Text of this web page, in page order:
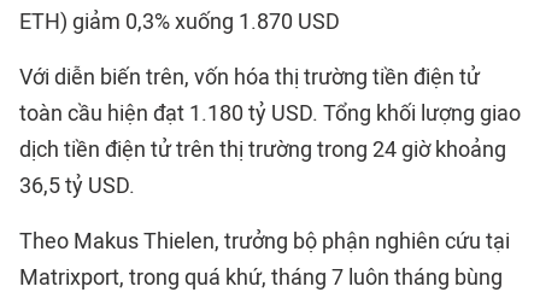
ETH) giảm 0,3% xuống 1.870 USD
Với diễn biến trên, vốn hóa thị trường tiền điện tử
toàn cầu hiện đạt 1.180 tỷ USD. Tổng khối lượng giao
dịch tiền điện tử trên thị trường trong 24 giờ khoảng
36,5 tỷ USD.
Theo Makus Thielen, trưởng bộ phận nghiên cứu tại
Matrixport, trong quá khứ, tháng 7 luôn tháng bùng